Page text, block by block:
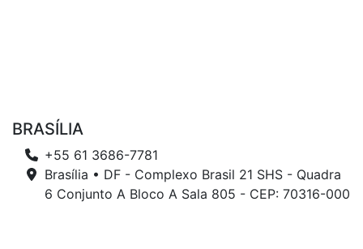
BRASÍLIA
+55 61 3686-7781
Brasília • DF - Complexo Brasil 21 SHS - Quadra
6 Conjunto A Bloco A Sala 805 - CEP: 70316-000